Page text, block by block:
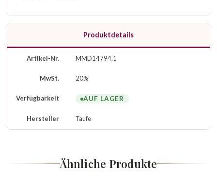
Produktdetails
Artikel-Nr. MMD14794.1
MwSt. 20%
Verfügbarkeit AUF LAGER
Hersteller Taufe
Ähnliche Produkte